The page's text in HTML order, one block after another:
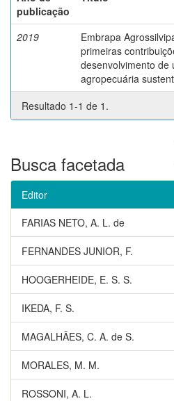
publicação
2019
Embrapa
primeiras
desenvolvimento de
agropecuária
Resultado 1-1 de 1.
Busca facetada
Editor
FARIAS NETO, A. L. de
FERNANDES JUNIOR, F.
HOOGERHEIDE, E. S. S.
IKEDA, F. S.
MAGALHÃES, C. A. de S.
MORALES, M. M.
ROSSONI, A. L.